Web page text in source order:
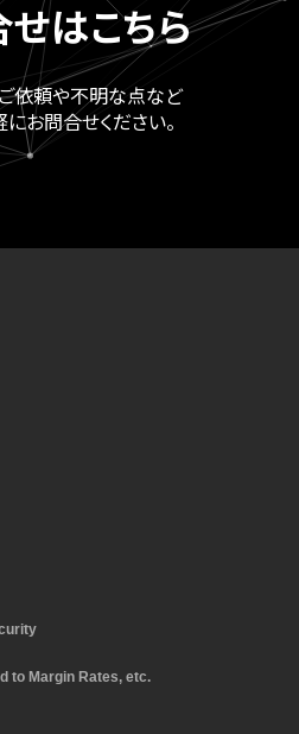
はこちら
依頼や不明な点など
お問合せください。
to Margin Rates, etc.